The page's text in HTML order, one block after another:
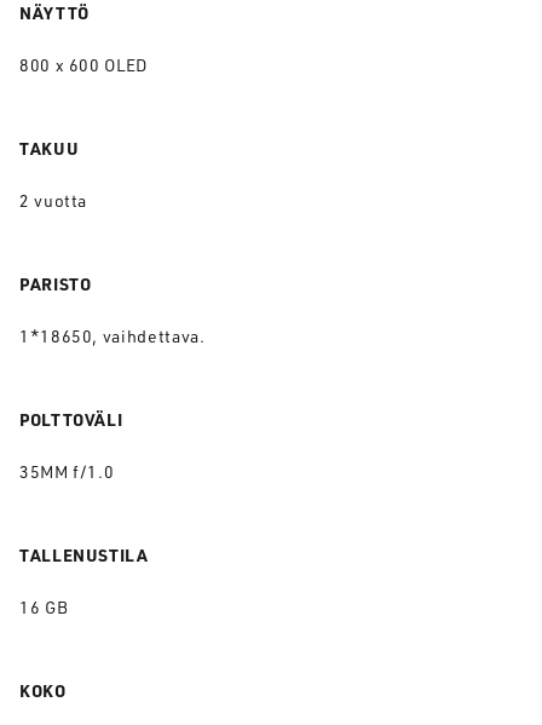
NÄYTTÖ
800 x 600 OLED
TAKUU
2 vuotta
PARISTO
1*18650, vaihdettava.
POLTTOVÄLI
35MM f/1.0
TALLENUSTILA
16 GB
KOKO